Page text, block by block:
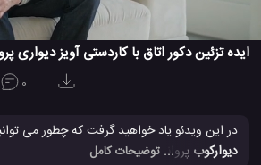
ایده تزئین دکور اتاق با کاردستی آویز دیواری
0
در این ویدئو یاد خواهید گرفت که چطور می
دیوارکوب پروانه ای بسازید. این یک ایده فوق
... توضیحات کامل